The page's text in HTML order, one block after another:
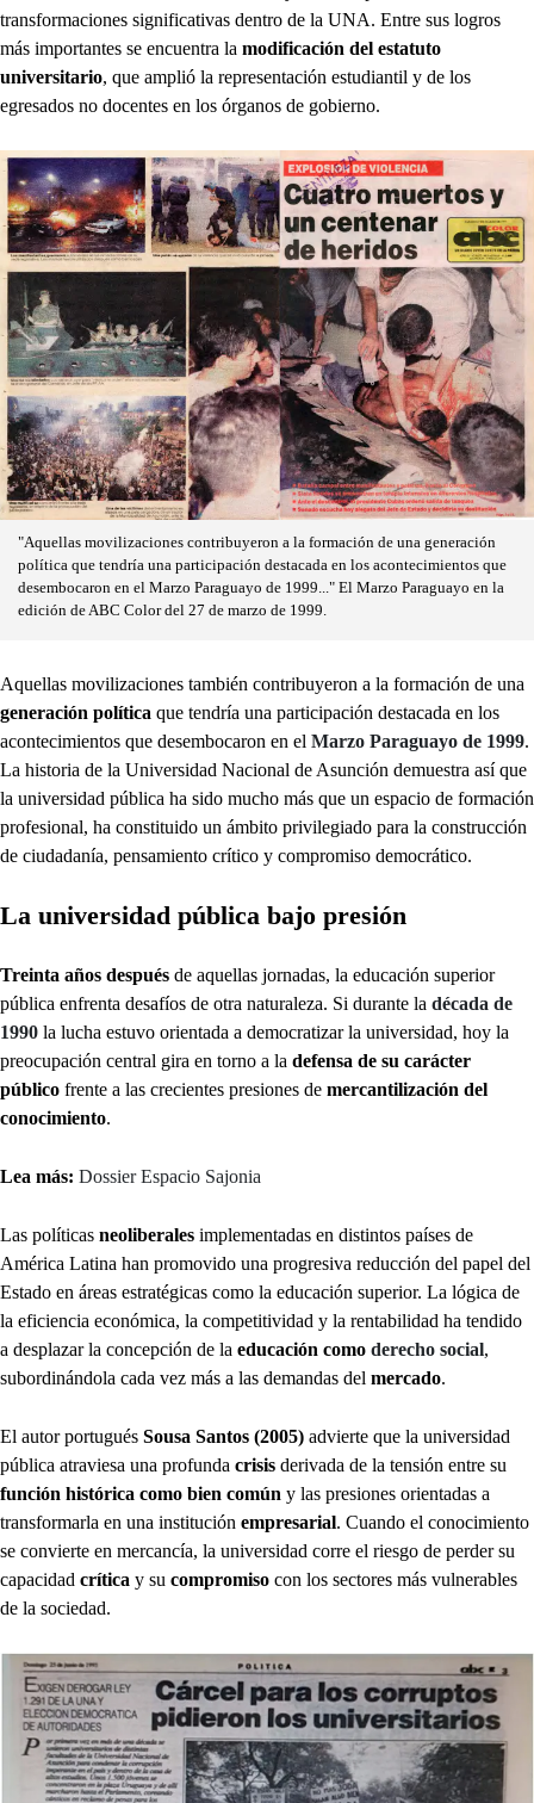
transformaciones significativas dentro de la UNA. Entre sus logros
más importantes se encuentra la modificación del estatuto
universitario, que amplió la representación estudiantil y de los
egresados no docentes en los órganos de gobierno.
"Aquellas movilizaciones contribuyeron a la formación de una generación
política que tendría una participación destacada en los acontecimientos que
desembocaron en el Marzo Paraguayo de 1999..." El Marzo Paraguayo en la
edición de ABC Color del 27 de marzo de 1999.
Aquellas movilizaciones también contribuyeron a la formación de una
generación política que tendría una participación destacada en los
acontecimientos que desembocaron en el Marzo Paraguayo de 1999.
La historia de la Universidad Nacional de Asunción demuestra así que
la universidad pública ha sido mucho más que un espacio de formación
profesional, ha constituido un ámbito privilegiado para la construcción
de ciudadanía, pensamiento crítico y compromiso democrático.
La universidad pública bajo presión
Treinta años después de aquellas jornadas, la educación superior
pública enfrenta desafíos de otra naturaleza. Si durante la década de
1990 la lucha estuvo orientada a democratizar la universidad, hoy la
preocupación central gira en torno a la defensa de su carácter
público frente a las crecientes presiones de mercantilización del
conocimiento.
Lea más: Dossier Espacio Sajonia
Las políticas neoliberales implementadas en distintos países de
América Latina han promovido una progresiva reducción del papel del
Estado en áreas estratégicas como la educación superior. La lógica de
la eficiencia económica, la competitividad y la rentabilidad ha tendido
a desplazar la concepción de la educación como derecho social,
subordinándola cada vez más a las demandas del mercado.
El autor portugués Sousa Santos (2005) advierte que la universidad
pública atraviesa una profunda crisis derivada de la tensión entre su
función histórica como bien común y las presiones orientadas a
transformarla en una institución empresarial. Cuando el conocimiento
se convierte en mercancía, la universidad corre el riesgo de perder su
capacidad crítica y su compromiso con los sectores más vulnerables
de la sociedad.